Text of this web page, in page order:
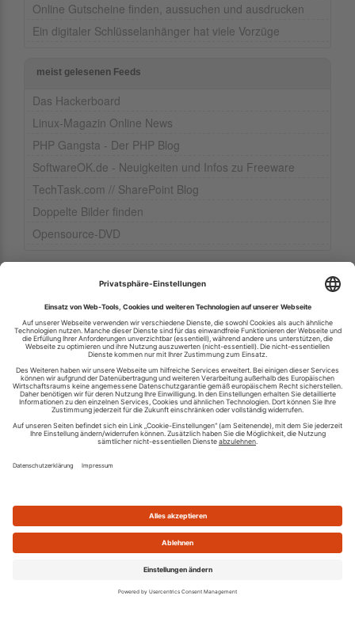
Online Gutscheine finden, aussuchen und ausdrucken
Ein digitaler Schlüsselanhänger hat viele Vorzüge
meist gelesenen Feeds
Das Hackerboard
Linux-Magazin Online News
PHP Gangsta - Der PHP Blog
SoftwareOK.de - Neuigkeiten und Infos zu Freeware
TechTask.com // SharePoint Blog
Doppelte Bilder finden
Opensource-DVD
Ihren RSS-Feed veröffentlichen
RSS-Verzeichnis.de © 2003-2026
Impressum
Kontakt
Datenschutzinformation
Cookie-Einstellungen
Was ist ein RSS Feed?
Die besten RSS Reader
101-200|200-300